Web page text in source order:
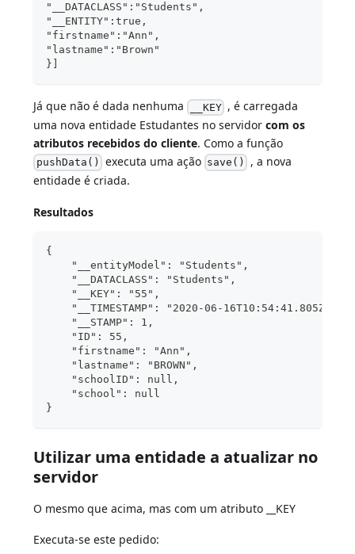
"__DATACLASS":"Students",
"__ENTITY":true,
"firstname":"Ann",
"lastname":"Brown"
}]
Já que não é dada nenhuma __KEY , é carregada
uma nova entidade Estudantes no servidorcom os
atributos recebidos do cliente. Como a função
pushData() executa uma ação save()
, a nova
entidade é criada.
Resultados
{
    "__entityModel": "Students",
    "__DATACLASS": "Students",
    "__KEY": "55",
    "__TIMESTAMP": "2020-06-16T10:54:41.805Z",
    "__STAMP": 1,
    "ID": 55,
    "firstname": "Ann",
    "lastname": "BROWN",
    "schoolID": null,
    "school": null
}
Utilizar uma entidade a atualizar no
servidor
O mesmo que acima, mas com um atributo __KEY
Executa-se este pedido: